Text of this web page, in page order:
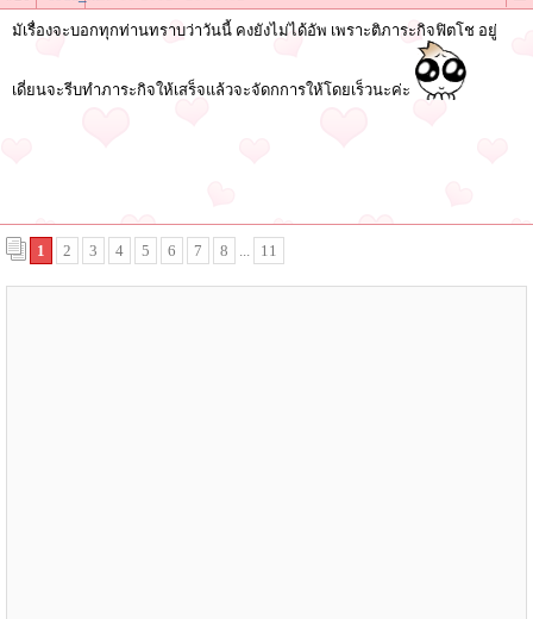
มัเรื่องจะบอกทุกท่านทราบว่าวันนี้ คงยังไม่ได้อัพ เพราะติภาระกิจฟิตโช อยู่
เดี่ยนจะรีบทำภาระกิจให้เสร็จแล้วจะจัดกการให้โดยเร็วนะค่ะ
1 2 3 4 5 6 7 8 ... 11